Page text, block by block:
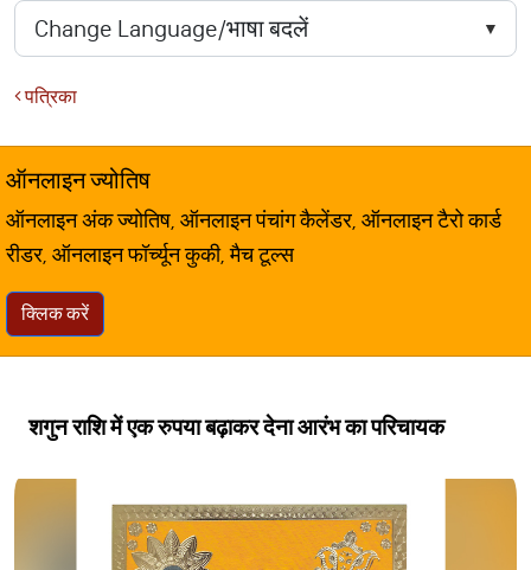
पत्रिका
ऑनलाइन ज्योतिष
ऑनलाइन अंक ज्योतिष, ऑनलाइन पंचांग कैलेंडर, ऑनलाइन टैरो कार्ड
रीडर, ऑनलाइन फॉर्च्यून कुकी, मैच टूल्स
क्लिक करें
शगुन राशि में एक रुपया बढ़ाकर देना आरंभ का परिचायक